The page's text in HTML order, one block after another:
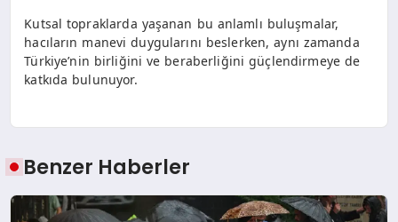
Kutsal topraklarda yaşanan bu anlamlı buluşmalar,
hacıların manevi duygularını beslerken, aynı zamanda
Türkiye’nin birliğini ve beraberliğini güçlendirmeye de
katkıda bulunuyor.
Benzer Haberler